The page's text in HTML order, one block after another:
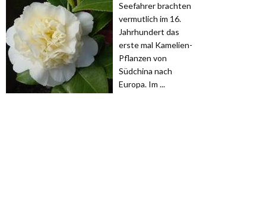
Seefahrer brachten
vermutlich im 16.
Jahrhundert das
erste mal Kamelien-
Pflanzen von
Südchina nach
Europa. Im ...